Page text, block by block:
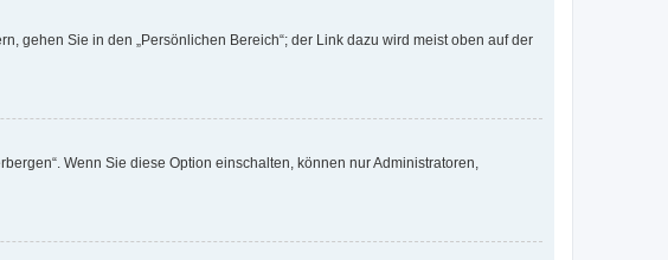
gehen Sie in den „Persönlichen Bereich“; der Link dazu wird meist oben auf der
Wenn Sie diese Option einschalten, können nur Administratoren,